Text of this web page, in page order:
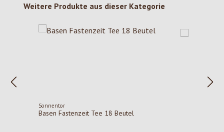
Produktgalerie überspringen
Weitere Produkte aus dieser Kategorie
Sonnentor
Basen Fastenzeit Tee 18 Beutel